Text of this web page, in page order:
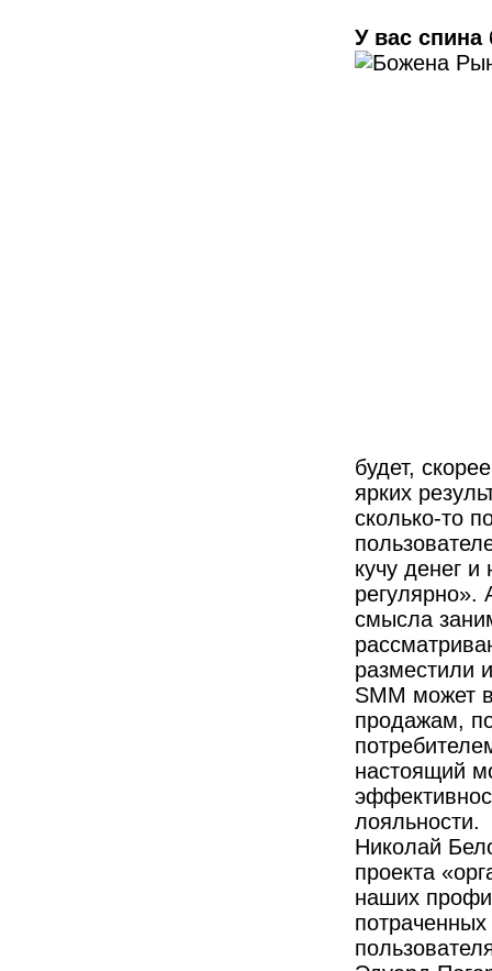
У вас спина
будет,
ярких
сколько-то
кучу денег и
регулярно».
смысла
разместили
SMM может
продажам,
настоящий
лояльности.
Николай
проекта
наших